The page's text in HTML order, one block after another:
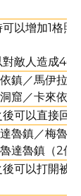
以增加1格照
敵人造成
鎮／馬伊拉
窟／卡來依鎮
可以直接回
魯鎮／梅魯
達魯鎮（2個
可以打開被